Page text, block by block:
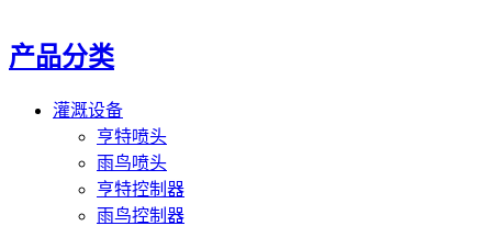
产品分类
灌溉设备
亨特喷头
雨鸟喷头
亨特控制器
雨鸟控制器